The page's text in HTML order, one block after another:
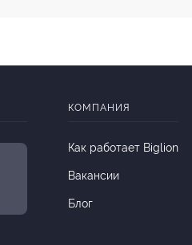
КОМПАНИЯ
Как работает Biglion
Вакансии
Блог